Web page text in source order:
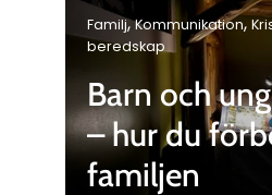
Familj Kommunikation
beredskap
Barn och
– hur du
familjen